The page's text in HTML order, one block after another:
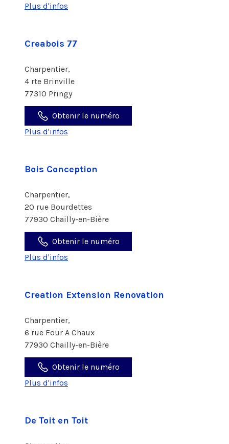
Plus d'infos
Creabois 77
Charpentier,
4 rte Brinville
77310 Pringy
Obtenir le numéro
Plus d'infos
Bois Conception
Charpentier,
20 rue Bourdettes
77930 Chailly-en-Bière
Obtenir le numéro
Plus d'infos
Creation Extension Renovation
Charpentier,
6 rue Four A Chaux
77930 Chailly-en-Bière
Obtenir le numéro
Plus d'infos
De Toit en Toit